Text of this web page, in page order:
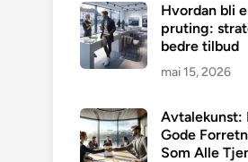
Hvordan bli
pruting:
bedre tilbud
mai 15, 2026
Avtalekunst:
Gode
Som Alle